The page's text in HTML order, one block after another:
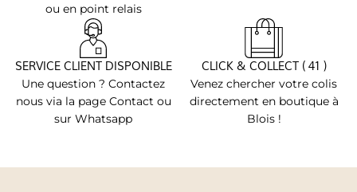
ou en point relais
SERVICE CLIENT DISPONIBLE
Une question ? Contactez
nous via la page Contact ou
sur Whatsapp
CLICK & COLLECT ( 41 )
Venez chercher votre colis
directement en boutique à
Blois !